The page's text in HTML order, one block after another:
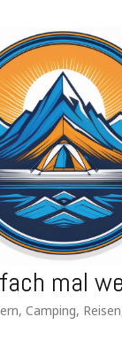
mal
Camping,